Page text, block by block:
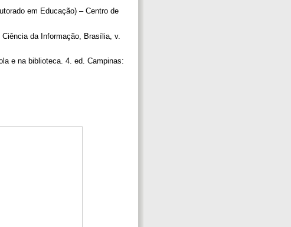
em Educação) – Centro de
da Informação, Brasília, v.
e na biblioteca. 4. ed. Campinas: